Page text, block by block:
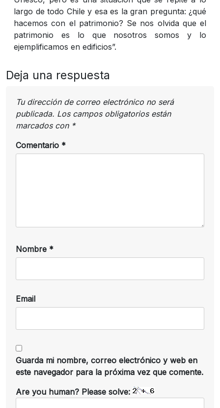
largo de todo Chile y esa es la gran pregunta: ¿qué
hacemos con el patrimonio? Se nos olvida que el
patrimonio es lo que nosotros somos y lo
ejemplificamos en edificios”.
Deja una respuesta
Tu dirección de correo electrónico no será
publicada. Los campos obligatorios están
marcados con *
Comentario *
Nombre *
Email
Guarda mi nombre, correo electrónico y web en
este navegador para la próxima vez que comente.
Are you human? Please solve: